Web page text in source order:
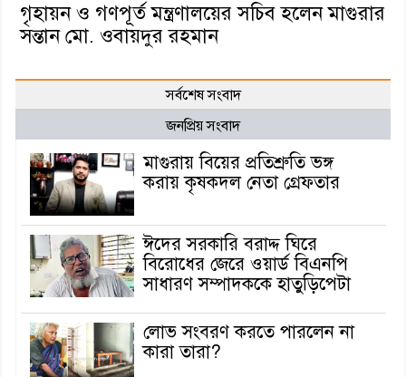
গৃহায়ন ও গণপূর্ত মন্ত্রণালয়ের সচিব হলেন মাগুরার
সন্তান মো. ওবায়দুর রহমান
সর্বশেষ সংবাদ
জনপ্রিয় সংবাদ
মাগুরায় বিয়ের প্রতিশ্রুতি ভঙ্গ
করায় কৃষকদল নেতা গ্রেফতার
ঈদের সরকারি বরাদ্দ ঘিরে
বিরোধের জেরে ওয়ার্ড বিএনপি
সাধারণ সম্পাদককে হাতুড়িপেটা
লোভ সংবরণ করতে পারলেন না
কারা তারা?